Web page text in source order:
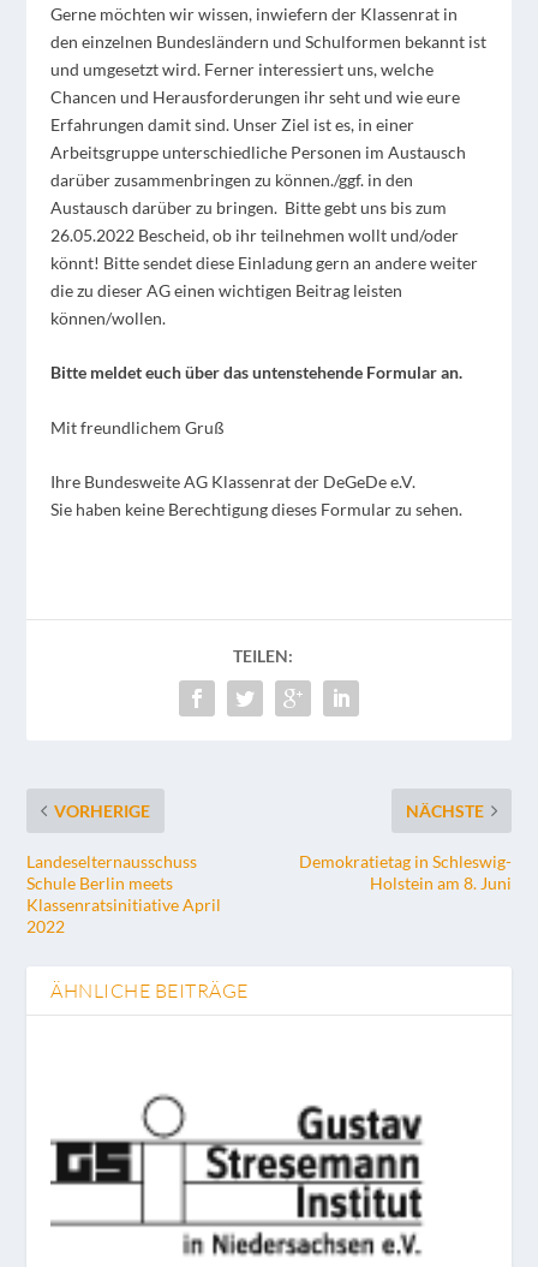
Gerne möchten wir wissen, inwiefern der Klassenrat in
den einzelnen Bundesländern und Schulformen bekannt ist
und umgesetzt wird. Ferner interessiert uns, welche
Chancen und Herausforderungen ihr seht und wie eure
Erfahrungen damit sind. Unser Ziel ist es, in einer
Arbeitsgruppe unterschiedliche Personen im Austausch
darüber zusammenbringen zu können./ggf. in den
Austausch darüber zu bringen. Bitte gebt uns bis zum
26.05.2022 Bescheid, ob ihr teilnehmen wollt und/oder
könnt! Bitte sendet diese Einladung gern an andere weiter
die zu dieser AG einen wichtigen Beitrag leisten
können/wollen.
Bitte meldet euch über das untenstehende Formular an.
Mit freundlichem Gruß
Ihre Bundesweite AG Klassenrat der DeGeDe e.V.
Sie haben keine Berechtigung dieses Formular zu sehen.
TEILEN:
VORHERIGE
Landeselternausschuss
Schule Berlin meets
Klassenratsinitiative April
2022
NÄCHSTE
Demokratietag in Schleswig-
Holstein am 8. Juni
ÄHNLICHE BEITRÄGE